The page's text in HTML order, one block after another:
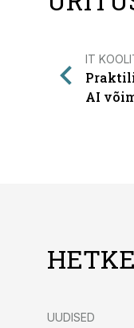
IT
AI
UUDISED